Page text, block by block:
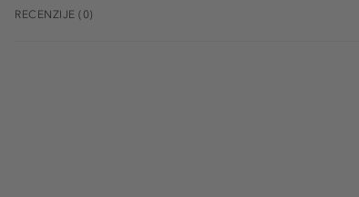
RECENZIJE (0)